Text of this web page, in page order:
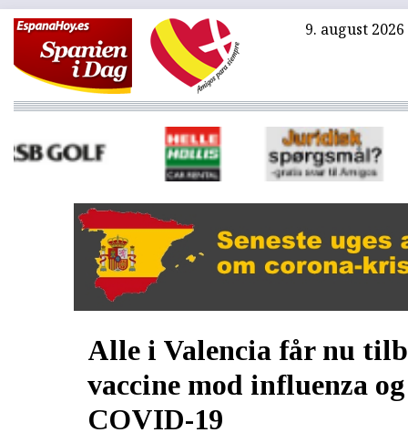
9. august 2026
Alle i Valencia får nu
vaccine mod influenza og
COVID-19